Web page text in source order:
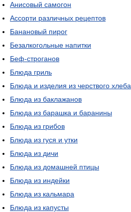
Анисовый самогон
Ассорти различных рецептов
Банановый пирог
Безалкогольные напитки
Беф-строганов
Блюда гриль
Блюда и изделия из черствого хлеба
Блюда из баклажанов
Блюда из барашка и баранины
Блюда из грибов
Блюда из гуся и утки
Блюда из дичи
Блюда из домашней птицы
Блюда из индейки
Блюда из кальмара
Блюда из капусты